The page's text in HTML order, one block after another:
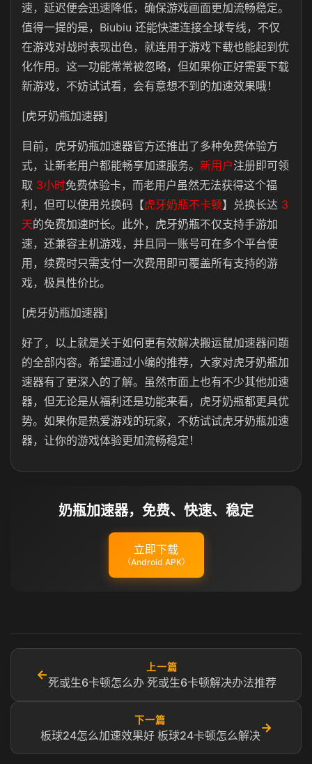
速，延迟便会迅速降低，确保游戏画面更加流畅稳定。
值得一提的是，Biubiu 还能快速连接全球专线，不仅
在游戏对战时表现出色，就连用于游戏下载也能起到优
化作用。这一功能常常被忽略，但如果你正好需要下载
新游戏，不妨试试看，会有意想不到的加速效果哦！
[虎牙奶瓶加速器]
目前， 虎牙奶瓶加速器官方还推出了多种免费体验方
式，让新老用户都能畅享加速服务。 新用户注册即可领
取 3小时免费体验卡，而老用户虽然无法获得这个福
利，但可以使用兑换码【虎牙奶瓶不卡顿】兑换长达 3
天的免费加速时长。此外， 虎牙奶瓶不仅支持手游加
速，还兼容主机游戏，并且同一账号可在多个平台使
用，续费时只需支付一次费用即可覆盖所有支持的游
戏，极具性价比。
[虎牙奶瓶加速器]
好了，以上就是关于如何更有效解决搬运鼠加速器问题
的全部内容。希望通过小编的推荐，大家对虎牙奶瓶加
速器有了更深入的了解。虽然市面上也有不少其他加速
器，但无论是从福利还是功能来看， 虎牙奶瓶都更具优
势。如果你是热爱游戏的玩家，不妨试试虎牙奶瓶加速
器，让你的游戏体验更加流畅稳定！
奶瓶加速器，免费、快速、稳定
立即下载
（Android APK）
←
上一篇
死或生6卡顿怎么办 死或生6卡顿解决办法推荐
下一篇
板球24怎么加速效果好 板球24卡顿怎么解决
→